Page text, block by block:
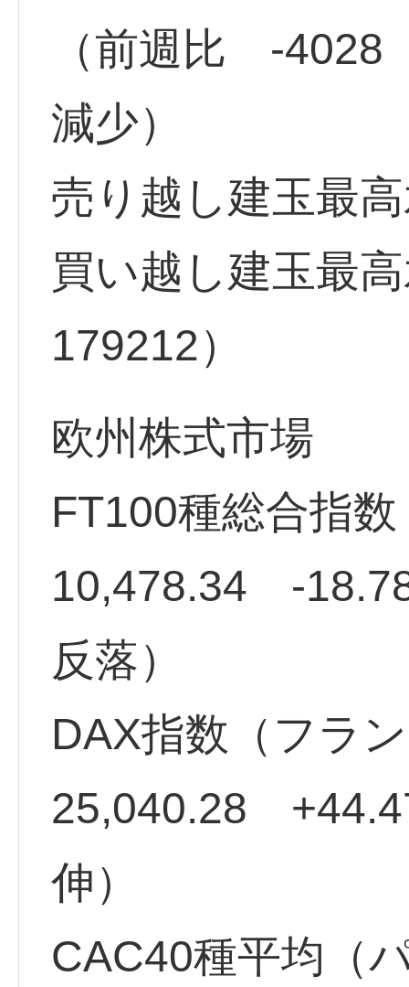
（前週比 -
減少）
売り越し建玉最
買い越し建玉最
179212）
欧州株式市場
FT100種総合指
10,478.34 -
反落）
DAX指数（フラ
25,040.28
伸）
CAC40種平均（